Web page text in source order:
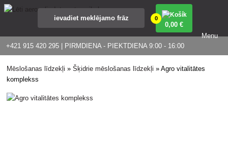
+421 915 420 295 | PIRMDIENA - PIEKTDIENA 9:00 - 16:00
0
0,00 €
Menu
Mēslošanas līdzekļi »Šķidrie mēslošanas līdzekļi »Agro vitalitātes
komplekss